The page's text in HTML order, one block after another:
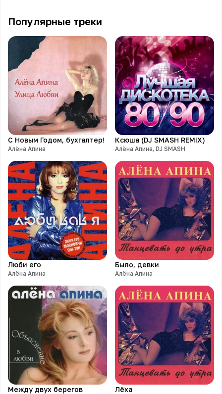
Популярные треки
С Новым Годом, бухгалтер!
Алёна Апина
Ксюша (DJ SMASH REMIX)
Алёна Апина, DJ SMASH
Люби его
Алёна Апина
Было, девки
Алёна Апина
Между двух берегов Лёха